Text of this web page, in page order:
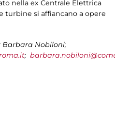
nella ex Centrale Elettrica
turbine si affiancano a opere
Barbara Nobiloni;
;